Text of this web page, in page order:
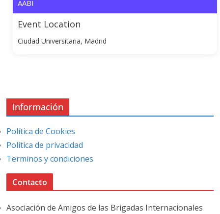
AABI
Event Location
Ciudad Universitaria, Madrid
Información
Política de Cookies
Política de privacidad
Terminos y condiciones
Contacto
Asociación de Amigos de las Brigadas Internacionales